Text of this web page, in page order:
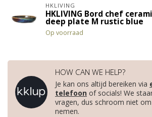
HKLIVING
HKLIVING Bord chef
deep plate M rustic blue
Op voorraad
HOW CAN WE HELP?
Je kan ons altijd bereiken via
telefoon of socials! We
vragen, dus schroom niet
nemen.